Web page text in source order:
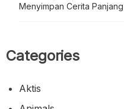
Menyimpan Cerita
Categories
Aktis